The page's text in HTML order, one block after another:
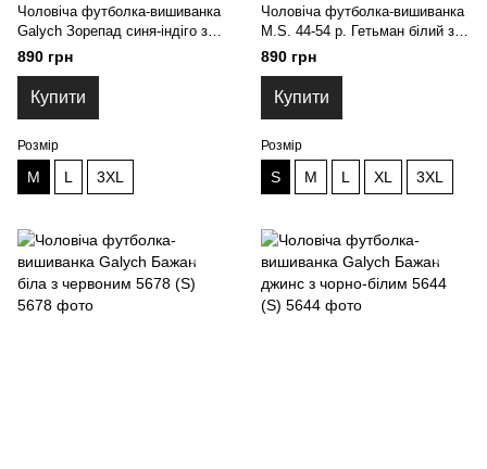
Чоловіча футболка-вишиванка
Galych Зорепад синя-індіго з
біло-блакитним 5788 (M)
890 грн
Купити
Розмір
M L 3XL
Чоловіча футболка-вишиванка
M.S. 44-54 р. Гетьман білий з
синім mf361 (S)
890 грн
Купити
Розмір
S M L XL 3XL